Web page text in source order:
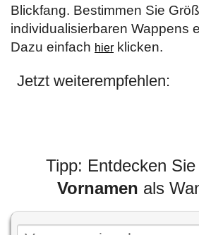
Blickfang. Bestimmen Sie
individualisierbaren Wappens
Dazu einfach hier klicken.
Jetzt weiterempfehlen:
Tipp: Entdecken
Vornamen als